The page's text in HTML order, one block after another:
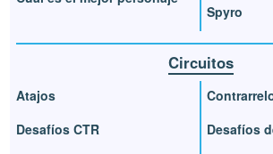
Spyro
Circuitos
Atajos
Desafíos CTR
Desafíos